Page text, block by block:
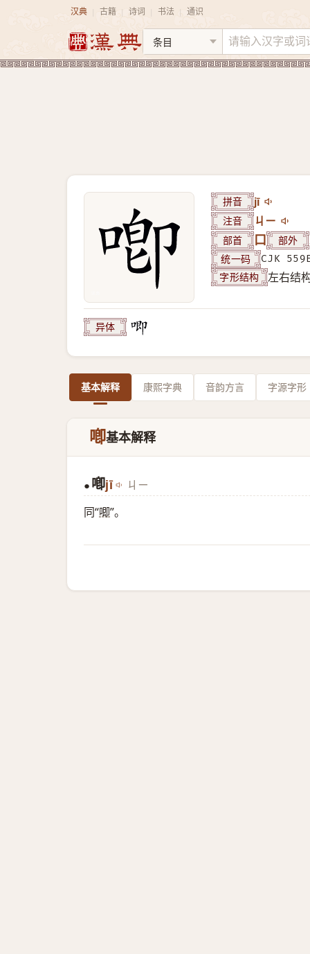
汉典 古籍 诗词 书法 通识
拼音 jī
注音 ㄐㄧ
部首 口 部外
统一码 CJK
字形结构 左右结
异体
基本解释 康熙字典 音韵方言 字源字形
喞基本解释
● 喞jī ㄐㄧ
同“唧”。